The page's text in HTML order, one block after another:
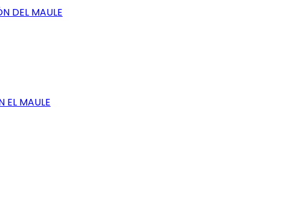
DEL MAULE
EL MAULE